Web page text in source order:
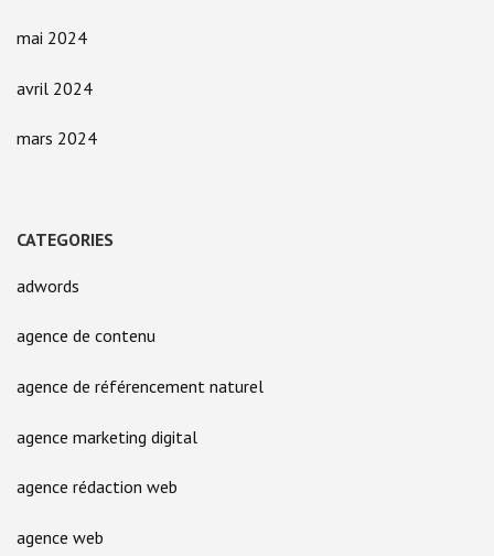
mai 2024
avril 2024
mars 2024
CATEGORIES
adwords
agence de contenu
agence de référencement naturel
agence marketing digital
agence rédaction web
agence web